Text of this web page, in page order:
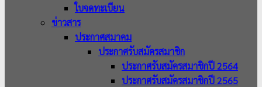
ใบจดทะเบียน
ข่าวสาร
ประกาศสมาคม
ประกาศรับสมัครสมาชิก
ประกาศรับสมัครสมาชิกปี 2564
ประกาศรับสมัครสมาชิกปี 2565